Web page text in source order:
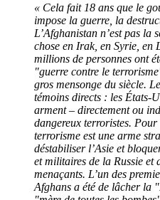
« Cela fait 18 ans que le
impose la guerre, la
L’Afghanistan n’est pas la
chose en Irak, en Syrie, en
millions de personnes ont
"guerre contre le
gros mensonge du siècle.
témoins directs : les États-
arment – directement ou
dangereux terroristes.
terrorisme est une arme
déstabiliser l’Asie et
et militaires de la Russie et
menaçants. L’un des
Afghans a été de lâcher la